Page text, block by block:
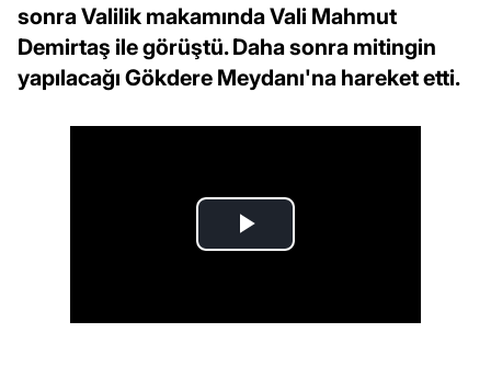
sonra Valilik makamında Vali Mahmut
Demirtaş ile görüştü. Daha sonra mitingin
yapılacağı Gökdere Meydanı'na hareket etti.